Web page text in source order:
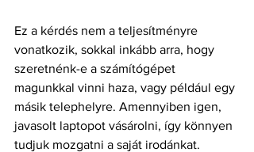
Ez a kérdés nem a teljesítményre
vonatkozik, sokkal inkább arra, hogy
szeretnénk-e a számítógépet
magunkkal vinni haza, vagy például egy
másik telephelyre. Amennyiben igen,
javasolt laptopot vásárolni, így könnyen
tudjuk mozgatni a saját irodánkat.